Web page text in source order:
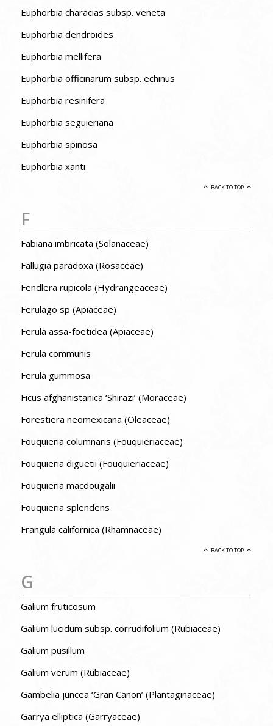
Euphorbia characias subsp. veneta
Euphorbia dendroides
Euphorbia mellifera
Euphorbia officinarum subsp. echinus
Euphorbia resinifera
Euphorbia seguieriana
Euphorbia spinosa
Euphorbia xanti
BACK TO TOP
F
Fabiana imbricata (Solanaceae)
Fallugia paradoxa (Rosaceae)
Fendlera rupicola (Hydrangeaceae)
Ferulago sp (Apiaceae)
Ferula assa-foetidea (Apiaceae)
Ferula communis
Ferula gummosa
Ficus afghanistanica ‘Shirazi’ (Moraceae)
Forestiera neomexicana (Oleaceae)
Fouquieria columnaris (Fouquieriaceae)
Fouquieria diguetii (Fouquieriaceae)
Fouquieria macdougalii
Fouquieria splendens
Frangula californica (Rhamnaceae)
BACK TO TOP
G
Galium fruticosum
Galium lucidum subsp. corrudifolium (Rubiaceae)
Galium pusillum
Galium verum (Rubiaceae)
Gambelia juncea ‘Gran Canon’ (Plantaginaceae)
Garrya elliptica (Garryaceae)